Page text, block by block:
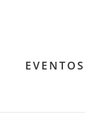
EVENTOS
La